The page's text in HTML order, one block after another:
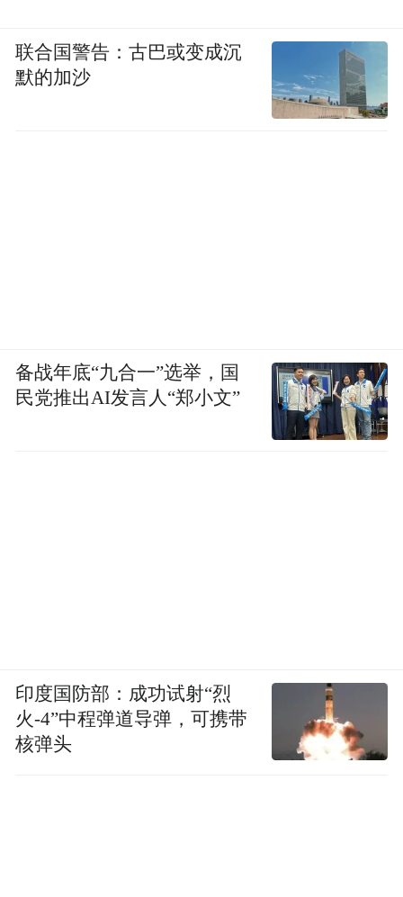
联合国警告：古巴或变成沉
默的加沙
备战年底“九合一”选举，国
民党推出AI发言人“郑小文”
印度国防部：成功试射“烈
火-4”中程弹道导弹，可携带
核弹头